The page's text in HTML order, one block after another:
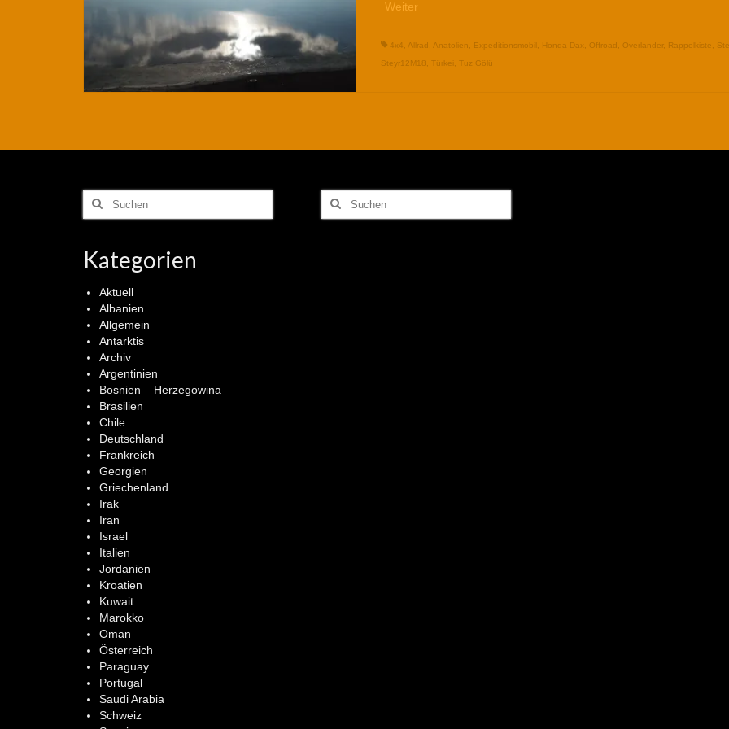
Weiter
4x4 Allrad Anatolien Expeditionsmobil Honda Dax Offroad Overlander, Rappelkiste
Steyr12M18
Türkei Tuz Gölü
Suchen
Kategorien
Aktuell
Albanien
Allgemein
Antarktis
Archiv
Argentinien
Bosnien – Herzegowina
Brasilien
Chile
Deutschland
Frankreich
Georgien
Griechenland
Irak
Iran
Israel
Italien
Jordanien
Kroatien
Kuwait
Marokko
Oman
Österreich
Paraguay
Portugal
Saudi Arabia
Schweiz
Suchen